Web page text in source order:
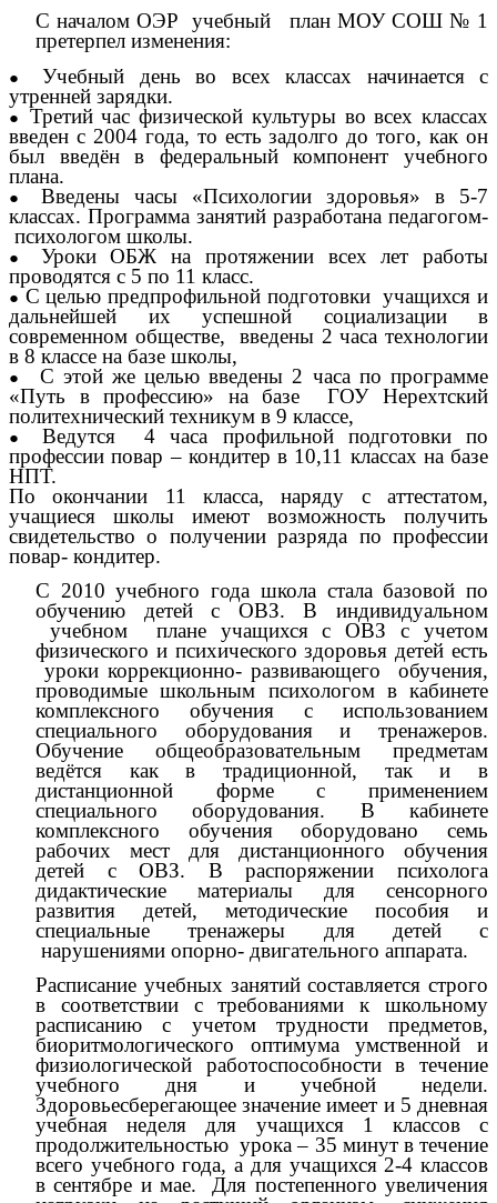
С началом ОЭР учебный план МОУ СОШ № 1
претерпел изменения:
Учебный день во всех классах начинается с
утренней зарядки.
Третий час физической культуры во всех классах
введен с 2004 года, то есть задолго до того, как он
был введён в федеральный компонент учебного
плана.
Введены часы «Психологии здоровья» в 5-7
классах. Программа занятий разработана педагогом-
психологом школы.
Уроки ОБЖ на протяжении всех лет работы
проводятся с 5 по 11 класс.
С целью предпрофильной подготовки учащихся и
дальнейшей их успешной социализации в
современном обществе, введены 2 часа технологии
в 8 классе на базе школы,
С этой же целью введены 2 часа по программе
«Путь в профессию» на базе ГОУ Нерехтский
политехнический техникум в 9 классе,
Ведутся 4 часа профильной подготовки по
профессии повар – кондитер в 10,11 классах на базе
НПТ.
По окончании 11 класса, наряду с аттестатом,
учащиеся школы имеют возможность получить
свидетельство о получении разряда по профессии
повар- кондитер.
С 2010 учебного года школа стала базовой по
обучению детей с ОВЗ. В индивидуальном
учебном плане учащихся с ОВЗ с учетом
физического и психического здоровья детей есть
уроки коррекционно- развивающего обучения,
проводимые школьным психологом в кабинете
комплексного обучения с использованием
специального оборудования и тренажеров.
Обучение общеобразовательным предметам
ведётся как в традиционной, так и в
дистанционной форме с применением
специального оборудования. В кабинете
комплексного обучения оборудовано семь
рабочих мест для дистанционного обучения
детей с ОВЗ. В распоряжении психолога
дидактические материалы для сенсорного
развития детей, методические пособия и
специальные тренажеры для детей с
нарушениями опорно- двигательного аппарата.
Расписание учебных занятий составляется строго
в соответствии с требованиями к школьному
расписанию с учетом трудности предметов,
биоритмологического оптимума умственной и
физиологической работоспособности в течение
учебного дня и учебной недели.
Здоровьесберегающее значение имеет и 5 дневная
учебная неделя для учащихся 1 классов с
продолжительностью урока – 35 минут в течение
всего учебного года, а для учащихся 2-4 классов
в сентябре и мае. Для постепенного увеличения